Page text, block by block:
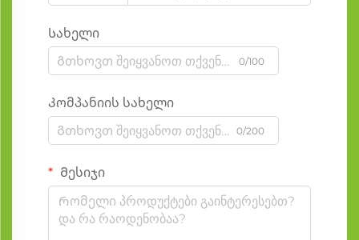
Სახელი
0/100
Კომპანიის სახელი
0/200
Მესიჯი